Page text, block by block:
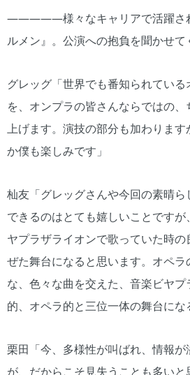
―――――様々なキャリアで活躍さ
ルメン』。公演への抱負を聞かせて
グレッグ「世界でも番知られている
を、オンプラの皆さんならではの
上げます。演技の部分も加わります
か僕も楽しみです」
杣友「グレッグさんや今回の素晴
できるのはとても嬉しいことです
ヤプラザライオンで歌っていた時の
ぜた舞台になると思います。オペ
な、色々な曲を交えた、音楽ビヤ
的、オペラ的と三位一体の舞台にな
栗田「今、多様性が叫ばれ、情報
が、だからこそ見失うことも多いと